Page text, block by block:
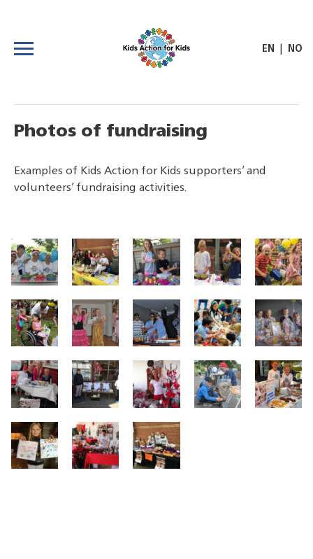
EN NO
Photos of fundraising
Examples of Kids Action for Kids supporters’ and
volunteers’ fundraising activities.